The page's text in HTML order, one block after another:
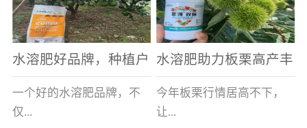
相信广大白菜种植户们都
深有体会。今天就一起来
看看，什么样的水溶肥可
以让你的...
不但在草莓上表现效果明
显，使用的种植户更是越
来越多。今天，借此机
会，一起来...
水溶肥好品牌，种植户
纷纷为“翠姆“点赞
一个好的水溶肥品牌，不
仅...
水溶肥助力板栗高产丰
产
今年板栗行情居高不下，
让...